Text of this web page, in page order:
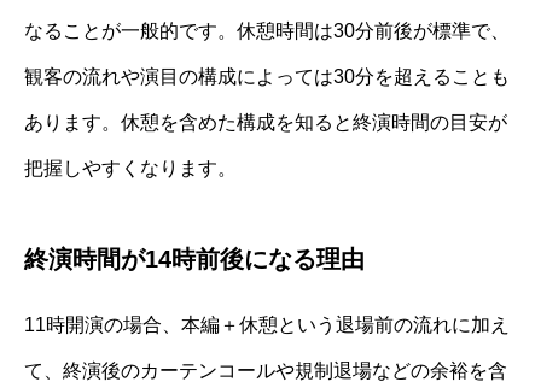
なることが一般的です。休憩時間は30分前後が標準で、
観客の流れや演目の構成によっては30分を超えることも
あります。休憩を含めた構成を知ると終演時間の目安が
把握しやすくなります。
終演時間が14時前後になる理由
11時開演の場合、本編＋休憩という退場前の流れに加え
て、終演後のカーテンコールや規制退場などの余裕を含